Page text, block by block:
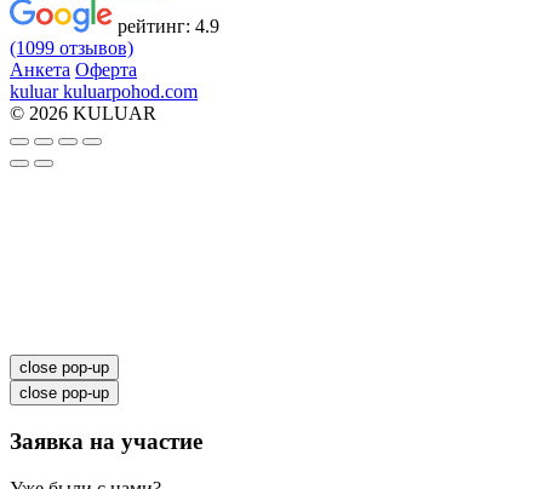
рейтинг: 4.9
(1099 отзывов)
Анкета Оферта
kuluar kuluarpohod.com
© 2026 KULUAR
close pop-up
close pop-up
Заявка на участие